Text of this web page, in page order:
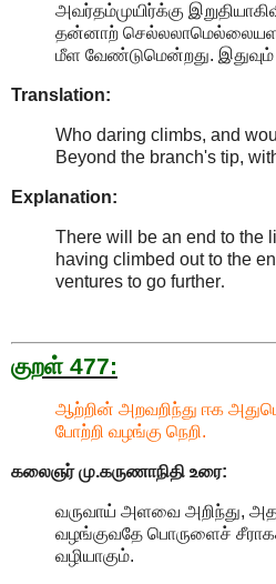
அவர்தம்முயிர்க்கு
தன்னாற்
மீள வேண்டுமென்றது. இதுவும்
Translation:
Who daring climbs, and
Beyond the branch's tip,
Explanation:
There will be an end to the
having climbed out to the
ventures to go further.
குறள் 477:
ஆற்றின் அறவறிந்து ஈக
போற்றி வழங்கு நெறி.
கலைஞர் மு.கருணாநிதி உரை:
வருவாய் அளவை அறிந்து,
வழங்குவதே பொருளைச்
வழியாகும்.